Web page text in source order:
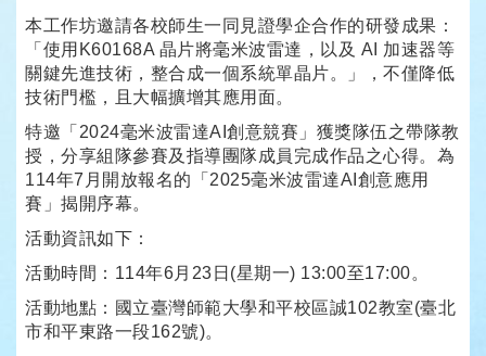
本工作坊邀請各校師生一同見證學企合作的研發成果：
「使用K60168A 晶片將毫米波雷達，以及 AI 加速器等
關鍵先進技術，整合成一個系統單晶片。」，不僅降低
技術門檻，且大幅擴增其應用面。
特邀「2024毫米波雷達AI創意競賽」獲獎隊伍之帶隊教
授，分享組隊參賽及指導團隊成員完成作品之心得。為
114年7月開放報名的「2025毫米波雷達AI創意應用
賽」揭開序幕。
活動資訊如下：
活動時間：114年6月23日(星期一) 13:00至17:00。
活動地點：國立臺灣師範大學和平校區誠102教室(臺北
市和平東路一段162號)。